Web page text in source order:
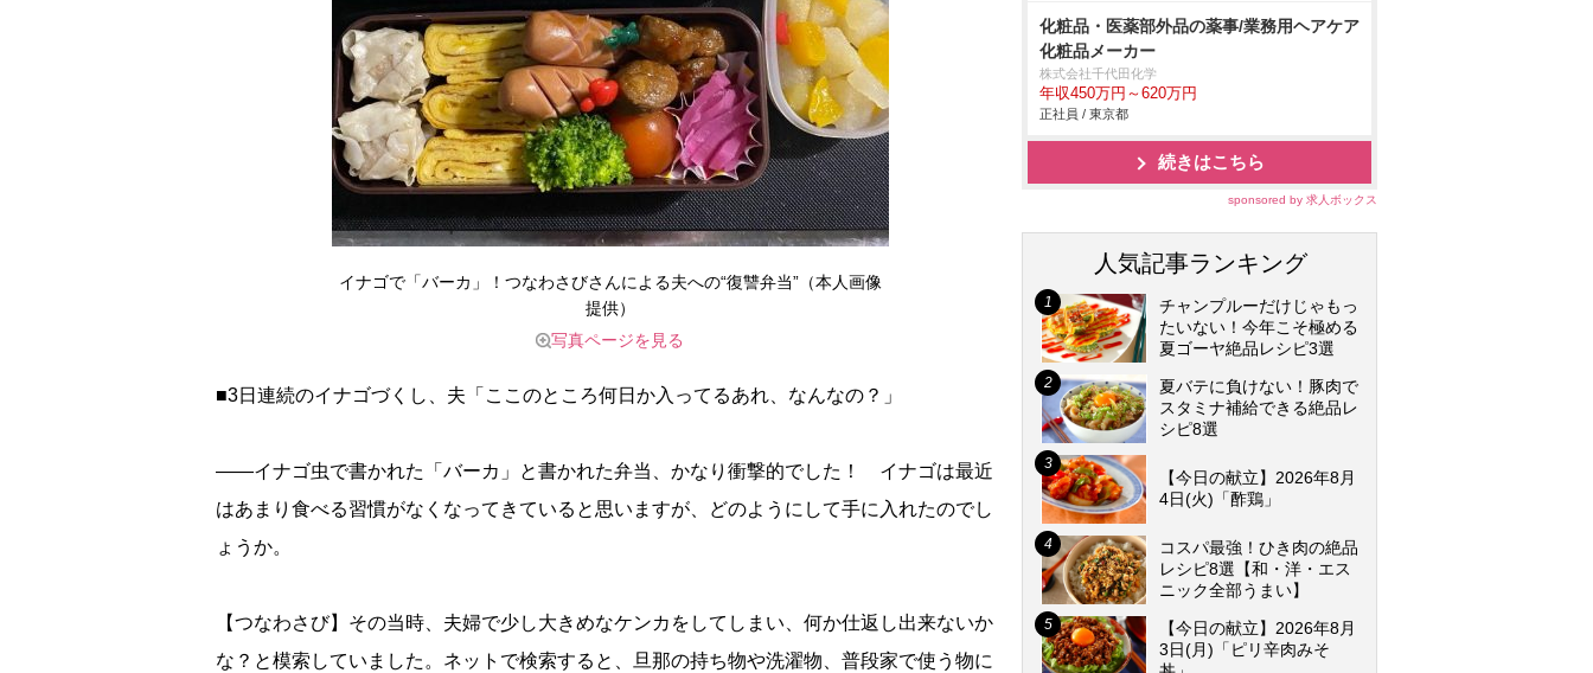
イナゴで「バーカ」！つなわさびさんによる夫への“復讐弁当”（本人画像
提供）
写真ページを見る
■3日連続のイナゴづくし、夫「ここのところ何日か入ってるあれ、なんなの？」
――イナゴ虫で書かれた「バーカ」と書かれた弁当、かなり衝撃的でした！ イナゴは最近
はあまり食べる習慣がなくなってきていると思いますが、どのようにして手に入れたのでし
ょうか。
【つなわさび】その当時、夫婦で少し大きめなケンカをしてしまい、何か仕返し出来ないか
な？と模索していました。ネットで検索すると、旦那の持ち物や洗濯物、普段家で使う物に
化粧品・医薬部外品の薬事/業務用ヘアケア
化粧品メーカー
株式会社千代田化学
年収450万円～620万円
正社員 / 東京都
続きはこちら
sponsored by 求人ボックス
人気記事ランキング
チャンプルーだけじゃもっ
たいない！今年こそ極める
夏ゴーヤ絶品レシピ3選
夏バテに負けない！豚肉で
スタミナ補給できる絶品レ
シピ8選
【今日の献立】2026年8月
4日(火)「酢鶏」
コスパ最強！ひき肉の絶品
レシピ8選【和・洋・エス
ニック全部うまい】
【今日の献立】2026年8月
3日(月)「ピリ辛肉みそ